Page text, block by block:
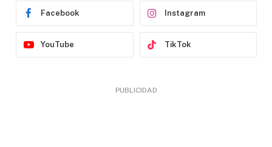
Facebook Instagram
YouTube TikTok
PUBLICIDAD